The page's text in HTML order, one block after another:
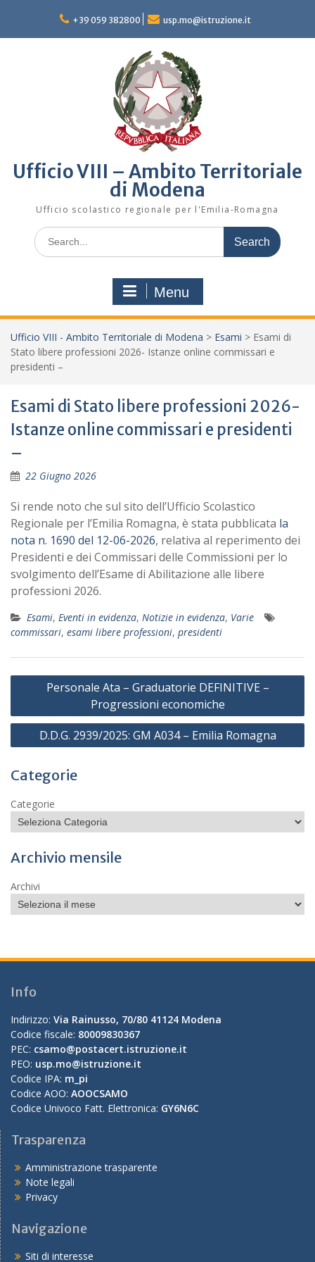
content
+39 059 382800 usp.mo@istruzione.it
Ufficio VIII – Ambito Territoriale
di Modena
Ufficio scolastico regionale per l'Emilia-Romagna
Search
for:
Menu
Ufficio VIII - Ambito Territoriale di Modena > Esami > Esami di
Stato libere professioni 2026- Istanze online commissari e
presidenti –
Esami di Stato libere professioni 2026-
Istanze online commissari e presidenti
–
22 Giugno 2026
Si rende noto che sul sito dell’Ufficio Scolastico
Regionale per l’Emilia Romagna, è stata pubblicata la
nota n. 1690 del 12-06-2026, relativa al reperimento dei
Presidenti e dei Commissari delle Commissioni per lo
svolgimento dell’Esame di Abilitazione alle libere
professioni 2026.
Esami, Eventi in evidenza, Notizie in evidenza, Varie
commissari, esami libere professioni, presidenti
Navigazione
Personale Ata – Graduatorie DEFINITIVE –
Progressioni economiche
D.D.G. 2939/2025: GM A034 – Emilia Romagna
Categorie
Categorie
Archivio mensile
Archivi
Info
Indirizzo: Via Rainusso, 70/80 41124 Modena
Codice fiscale: 80009830367
PEC: csamo@postacert.istruzione.it
PEO: usp.mo@istruzione.it
Codice IPA: m_pi
Codice AOO: AOOCSAMO
Codice Univoco Fatt. Elettronica: GY6N6C
Trasparenza
Amministrazione trasparente
Note legali
Privacy
Navigazione
Siti di interesse